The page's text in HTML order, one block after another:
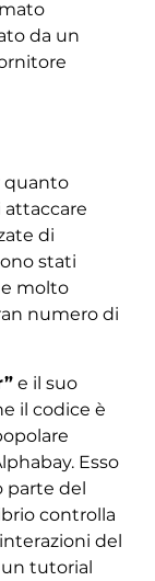
da un
quanto
attaccare
di
stati
molto
numero di
e il suo
il codice è
Esso
del
controlla
del
tutorial